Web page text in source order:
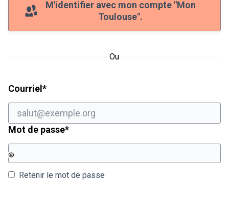
M'identifier avec mon compte "Mon
Toulouse".
Ou
Courriel *Champ obligatoire
Mot de passe*Champ obligatoire
Retenir le mot de passe